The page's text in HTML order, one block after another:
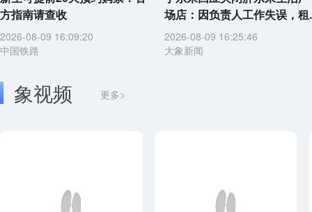
方指南请查收
2026-08-09 16:09:20
中国铁路
场店：因负责人工作失误，租
2026-08-09 16:25:46
大象新闻
象视频 更多>